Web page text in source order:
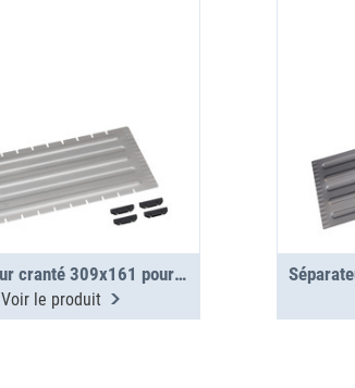
Séparateur cranté 309x161 pour mallettes métalliques WM 350/351
Voir le produit